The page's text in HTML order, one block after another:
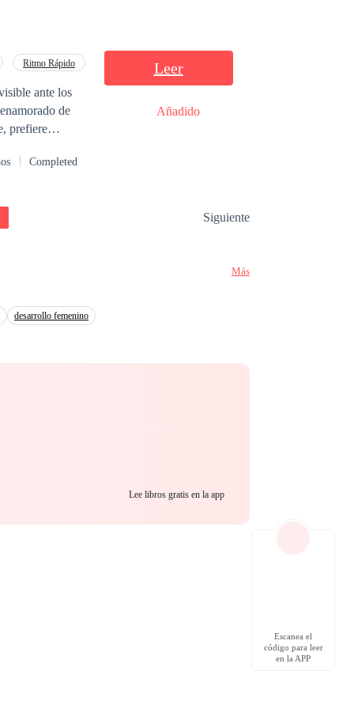
Ritmo Rápido
ante los
de
prefiere
Completed
Leer
Añadido
Siguiente
Más
desarrollo femenino
Lee libros gratis en la app
Escanea el
código para leer
en la APP